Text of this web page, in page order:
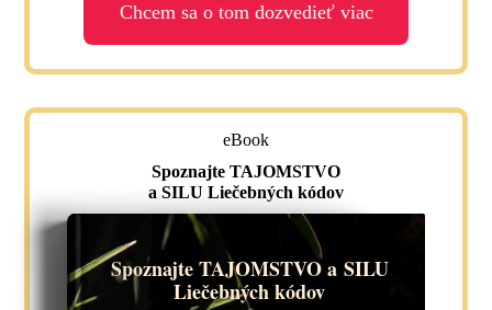
Chcem sa o tom dozvedieť viac
eBook
Spoznajte TAJOMSTVO
a SILU Liečebných kódov
Spoznajte TAJOMSTVO a SILU
Liečebných kódov